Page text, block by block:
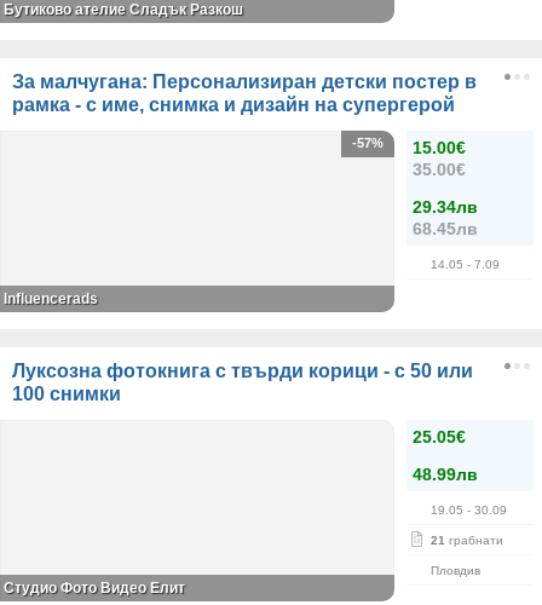
Бутиково ателие Сладък Разкош
За малчугана: Персонализиран детски постер в
рамка - с име, снимка и дизайн на супергерой
15.00€
35.00€
29.34лв
68.45лв
14.05 - 7.09
-57%
Influencerads
Луксозна фотокнига с твърди корици - с 50 или
100 снимки
25.05€
48.99лв
19.05 - 30.09
21 грабнати
Пловдив
Студио Фото Видео Елит